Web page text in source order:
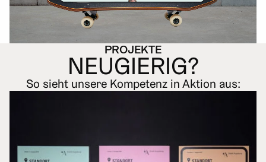
PROJEKTE
NEUGIERIG?
So sieht unsere Kompetenz in Aktion aus: